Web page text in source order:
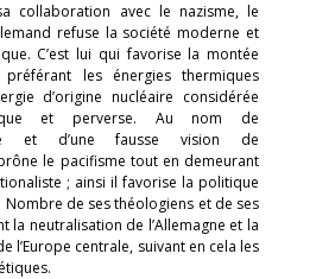
collaboration avec le nazisme, le
refuse la société moderne et
C’est lui qui favorise la montée
préférant les énergies thermiques
d’origine nucléaire considérée
et perverse. Au nom de
et d’une fausse vision de
le pacifisme tout en demeurant
; ainsi il favorise la politique
Nombre de ses théologiens et de ses
la neutralisation de l’Allemagne et la
l’Europe centrale, suivant en cela les